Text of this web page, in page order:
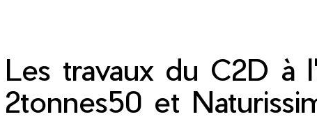
Les travaux du C2D à
2tonnes50 et